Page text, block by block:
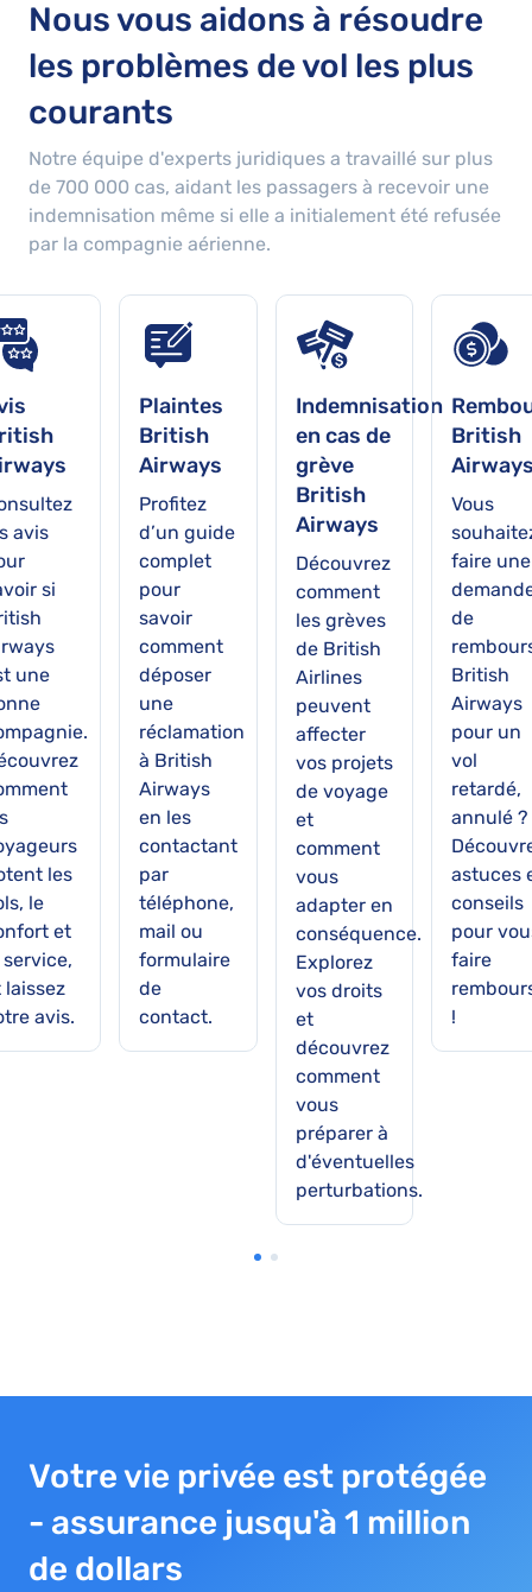
Nous vous aidons à résoudre
les problèmes de vol les plus
courants
Notre équipe d'experts juridiques a travaillé sur plus
de 700 000 cas, aidant les passagers à recevoir une
indemnisation même si elle a initialement été refusée
par la compagnie aérienne.
avis
si
une
les
le
et
laissez
avis.
Plaintes
British
Airways
Profitez
d’un guide
complet
pour
savoir
comment
déposer
une
réclamation
à British
Airways
en les
contactant
par
téléphone,
mail ou
formulaire
de
contact.
Indemnisation
en cas de
grève
British
Airways
Découvrez
comment
les grèves
de British
Airlines
peuvent
affecter
vos projets
de voyage
et
comment
vous
adapter en
conséquence.
Explorez
vos droits
et
découvrez
comment
vous
préparer à
d'éventuelles
perturbations.
British
Vous
faire une
de
British
Airways
pour un
vol
retardé,
annulé ?
astuces
conseils
pour
faire
!
Votre vie privée est protégée
- assurance jusqu'à 1 million
de dollars